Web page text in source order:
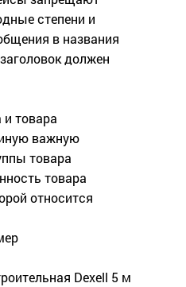
степени и
в названия
должен
и товара
важную
товара
товара
относится
Dexell 5 м